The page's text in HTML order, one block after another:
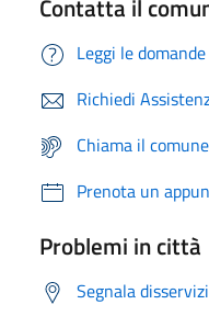
Contatta il
Leggi le
Richiedi
Chiama il
Prenota un
Problemi in città
Segnala